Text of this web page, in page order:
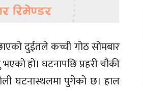
दुईतले कच्ची गोठ सोमबार
हो। घटनापछि प्रहरी चौकी
घटनास्थलमा पुगेको छ। हाल